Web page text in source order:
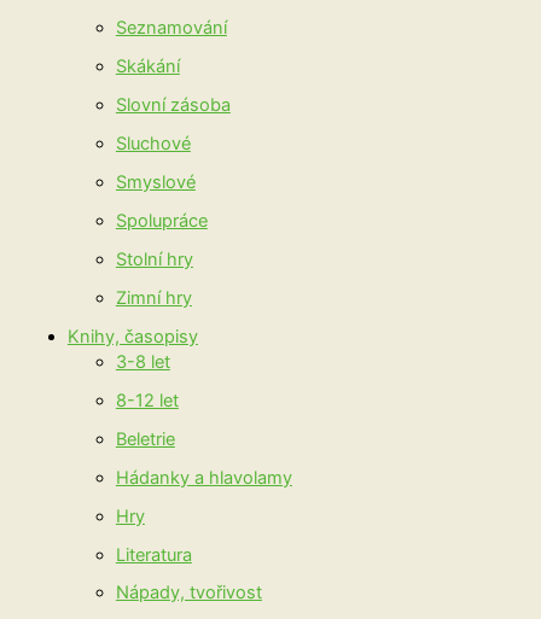
Seznamování
Skákání
Slovní zásoba
Sluchové
Smyslové
Spolupráce
Stolní hry
Zimní hry
Knihy, časopisy
3-8 let
8-12 let
Beletrie
Hádanky a hlavolamy
Hry
Literatura
Nápady, tvořivost